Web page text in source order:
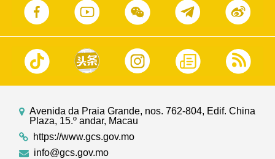
Avenida da Praia Grande, nos. 762-804, Edif. China
Plaza, 15.º andar, Macau
https://www.gcs.gov.mo
info@gcs.gov.mo